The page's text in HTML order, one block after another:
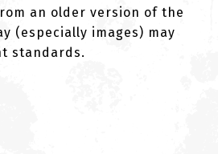
an older version of the
(especially images) may
standards.